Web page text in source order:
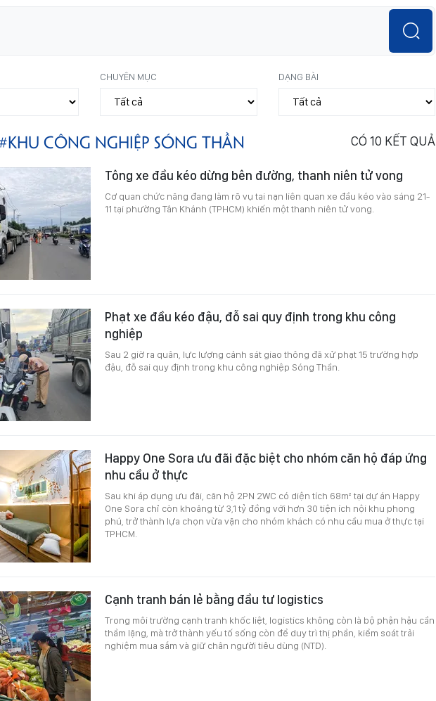
CHUYÊN MỤC DẠNG BÀI
#KHU CÔNG NGHIỆP SÓNG THẦN CÓ 10 KẾT QUẢ
Tông xe đầu kéo dừng bên đường, thanh niên tử vong
Cơ quan chức năng đang làm rõ vụ tai nạn liên quan xe đầu kéo vào sáng 21-
11 tại phường Tân Khánh (TPHCM) khiến một thanh niên tử vong.
Phạt xe đầu kéo đậu, đỗ sai quy định trong khu công
nghiệp
Sau 2 giờ ra quân, lực lượng cảnh sát giao thông đã xử phạt 15 trường hợp
đậu, đỗ sai quy định trong khu công nghiệp Sóng Thần.
Happy One Sora ưu đãi đặc biệt cho nhóm căn hộ đáp ứng
nhu cầu ở thực
Sau khi áp dụng ưu đãi, căn hộ 2PN 2WC có diện tích 68m² tại dự án Happy
One Sora chỉ còn khoảng từ 3,1 tỷ đồng với hơn 30 tiện ích nội khu phong
phú, trở thành lựa chọn vừa vặn cho nhóm khách có nhu cầu mua ở thực tại
TPHCM.
Cạnh tranh bán lẻ bằng đầu tư logistics
Trong môi trường cạnh tranh khốc liệt, logistics không còn là bộ phận hậu cần
thầm lặng, mà trở thành yếu tố sống còn để duy trì thị phần, kiểm soát trải
nghiệm mua sắm và giữ chân người tiêu dùng (NTD).